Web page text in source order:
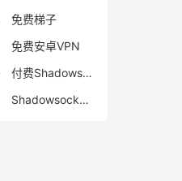
免费梯子
免费安卓VPN
付费Shadowsocks推荐
Shadowsocks 节点哪里买